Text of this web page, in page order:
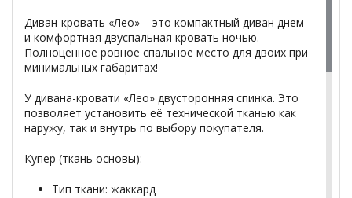
Диван-кровать «Лео» – это компактный диван днем
и комфортная двуспальная кровать ночью.
Полноценное ровное спальное место для двоих при
минимальных габаритах!
У дивана-кровати «Лео» двусторонняя спинка. Это
позволяет установить её технической тканью как
наружу, так и внутрь по выбору покупателя.
Купер (ткань основы):
Тип ткани: жаккард